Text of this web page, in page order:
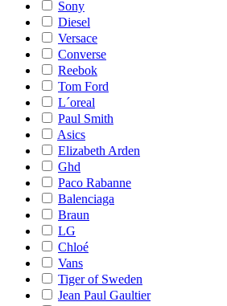
Sony
Diesel
Versace
Converse
Reebok
Tom Ford
L´oreal
Paul Smith
Asics
Elizabeth Arden
Ghd
Paco Rabanne
Balenciaga
Braun
LG
Chloé
Vans
Tiger of Sweden
Jean Paul Gaultier